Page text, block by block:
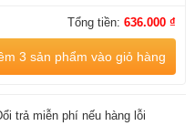
Tổng tiền: 636.000 ₫
3 sản phẩm vào giỏ hàng
trả miễn phí nếu hàng lỗi